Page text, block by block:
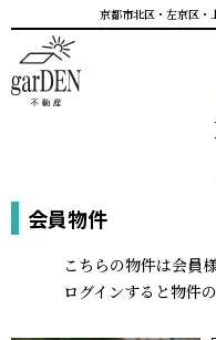
京都市北区・左京区・
会員物件
こちらの物件は会員
ログインすると物件